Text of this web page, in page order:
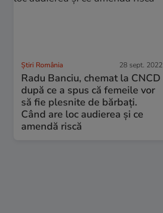
Știri România 28 sept. 2022
Radu Banciu, chemat la CNCD
după ce a spus că femeile vor
să fie plesnite de bărbați.
Când are loc audierea și ce
amendă riscă